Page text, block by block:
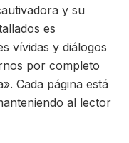
y su
es
vívidas y diálogos
por completo
Cada página está
al lector